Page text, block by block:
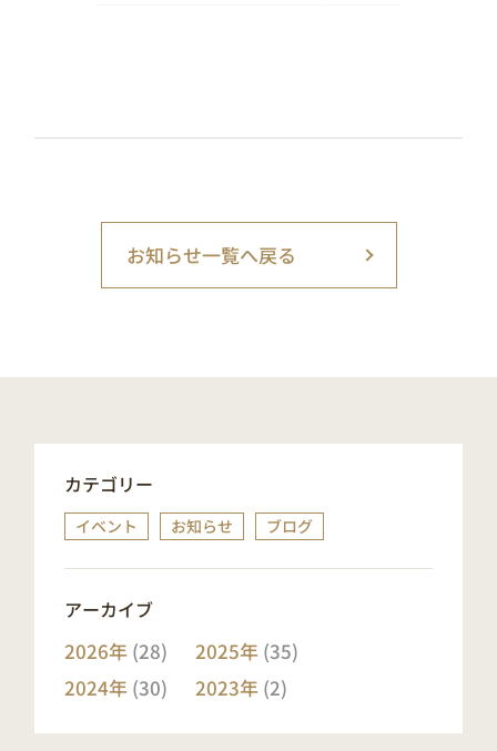
お知らせ一覧へ戻る
カテゴリー
イベント お知らせ ブログ
アーカイブ
2026年 (28) 2025年 (35)
2024年 (30) 2023年 (2)